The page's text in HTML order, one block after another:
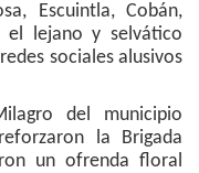
Escuintla, Cobán,
el lejano y selvático
sociales alusivos
del municipio
la Brigada
un ofrenda floral